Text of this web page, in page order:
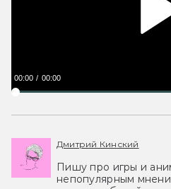
00:00 00:00
Дмитрий Кинский
Пишу про игры и
непопулярным